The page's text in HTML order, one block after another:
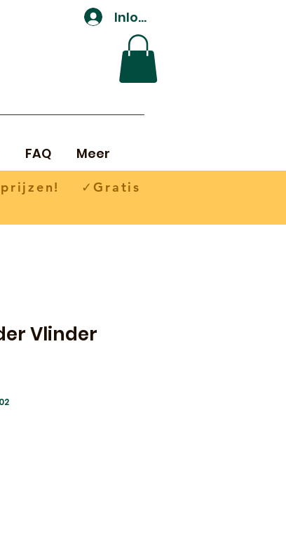
Inloggen
FAQ Meer
✓Gratis
Vlinder